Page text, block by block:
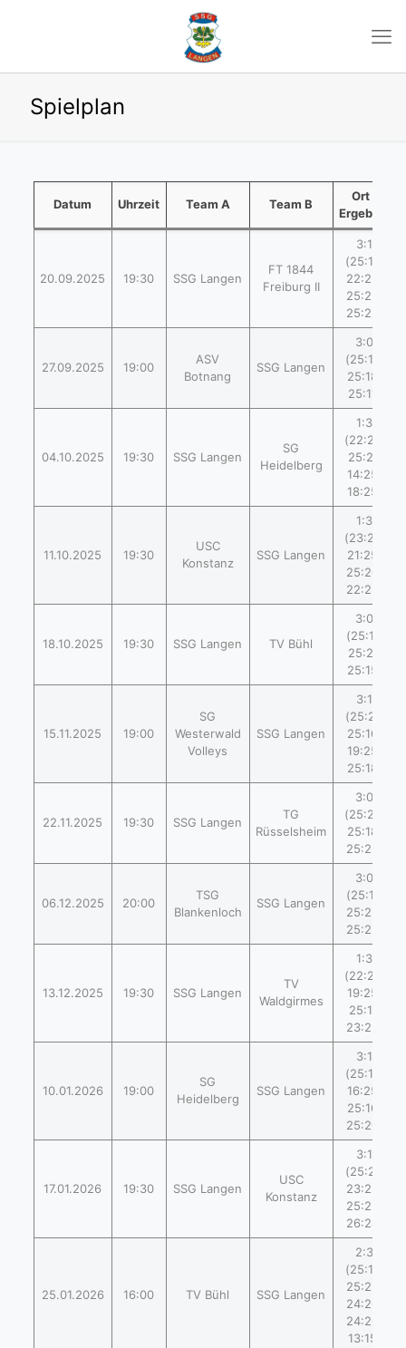
Spielplan
Datum Uhrzeit Team A Team B
Ort /
Ergebnis
20.09.2025 19:30 SSG Langen
FT 1844
Freiburg II
3:1
(25:19,
22:25,
25:22,
25:22)
27.09.2025 19:00
ASV
Botnang
SSG Langen
3:0
(25:15,
25:18,
25:11)
04.10.2025 19:30 SSG Langen
SG
Heidelberg
1:3
(22:25,
25:21,
14:25,
18:25)
11.10.2025 19:30
USC
Konstanz
SSG Langen
1:3
(23:25,
21:25,
25:20,
22:25)
18.10.2025 19:30 SSG Langen TV Bühl
3:0
(25:17,
25:21,
25:15)
15.11.2025 19:00
SG
Westerwald
Volleys
SSG Langen
3:1
(25:21,
25:16,
19:25,
25:18)
22.11.2025 19:30 SSG Langen
TG
Rüsselsheim
3:0
(25:22,
25:18,
25:23)
06.12.2025 20:00
TSG
Blankenloch
SSG Langen
3:0
(25:11,
25:22,
25:22)
13.12.2025 19:30 SSG Langen
TV
Waldgirmes
1:3
(22:25,
19:25,
25:11,
23:25)
10.01.2026 19:00
SG
Heidelberg
SSG Langen
3:1
(25:14,
16:25,
25:16,
25:20)
17.01.2026 19:30 SSG Langen
USC
Konstanz
3:1
(25:21,
23:25,
25:23,
26:24)
25.01.2026 16:00 TV Bühl SSG Langen
2:3
(25:19,
25:22,
24:26,
24:26,
13:15)